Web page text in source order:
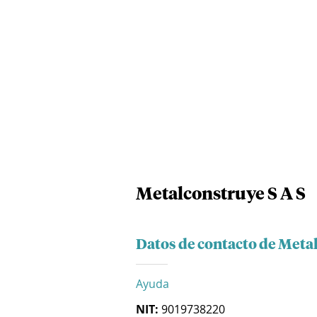
Metalconstruye S A S
Datos de contacto de
Ayuda
NIT: 9019738220